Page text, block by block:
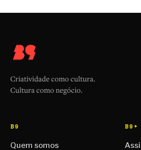
Criatividade como cultura.
Cultura como negócio.
B9
Quem somos
B9+